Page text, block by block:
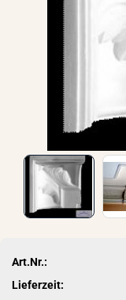
Art.Nr.:
Lieferzeit: